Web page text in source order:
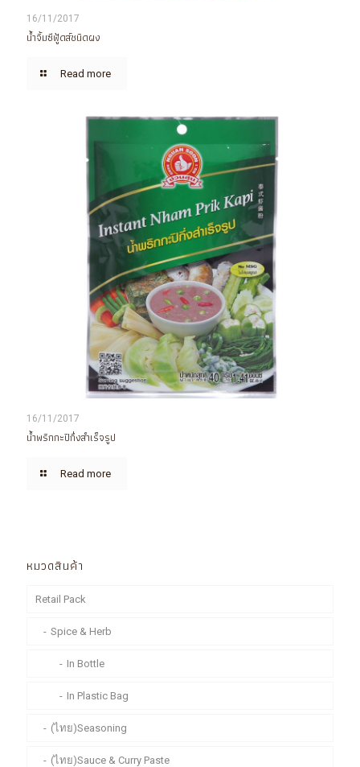
16/11/2017
น้ำจิ้มซีฟู้ดส์ชนิดผง
Read more
16/11/2017
น้ำพริกกะปิกึ่งสำเร็จรูป
Read more
หมวดสินค้า
Retail Pack
Spice & Herb
In Bottle
In Plastic Bag
(ไทย)Seasoning
(ไทย)Sauce & Curry Paste